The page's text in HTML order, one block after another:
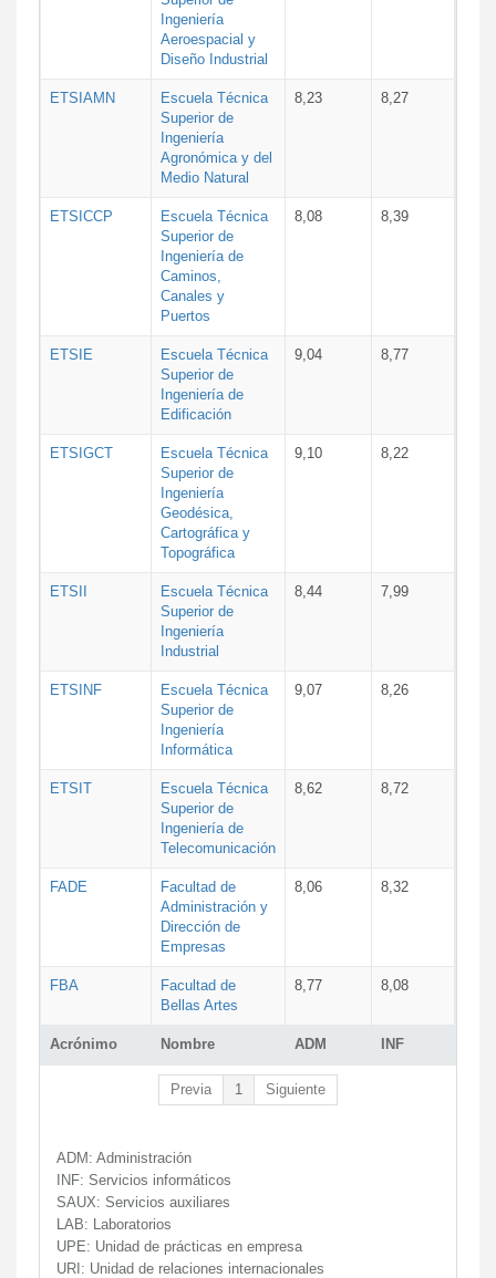
Acrónimo Nombre ADM INF
Ingeniería
Aeroespacial y
Diseño Industrial
ETSIAMN
Escuela Técnica
Superior de
Ingeniería
Agronómica y del
Medio Natural
8,23 8,27
ETSICCP
Escuela Técnica
Superior de
Ingeniería de
Caminos,
Canales y
Puertos
8,08 8,39
ETSIE
Escuela Técnica
Superior de
Ingeniería de
Edificación
9,04 8,77
ETSIGCT
Escuela Técnica
Superior de
Ingeniería
Geodésica,
Cartográfica y
Topográfica
9,10 8,22
ETSII
Escuela Técnica
Superior de
Ingeniería
Industrial
8,44 7,99
ETSINF
Escuela Técnica
Superior de
Ingeniería
Informática
9,07 8,26
ETSIT
Escuela Técnica
Superior de
Ingeniería de
Telecomunicación
8,62 8,72
FADE
Facultad de
Administración y
Dirección de
Empresas
8,06 8,32
FBA
Facultad de
Bellas Artes
8,77 8,08
Previa 1 Siguiente
ADM: Administración
INF: Servicios informáticos
SAUX: Servicios auxiliares
LAB: Laboratorios
UPE: Unidad de prácticas en empresa
URI: Unidad de relaciones internacionales